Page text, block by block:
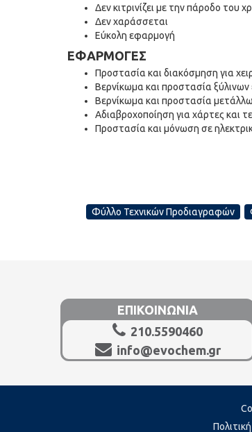
Δεν κιτρινίζει με την πάροδο του
Δεν χαράσσεται
Εύκολη εφαρμογή
ΕΦΑΡΜΟΓΕΣ
Προστασία και διακόσμηση για
Βερνίκωμα και προστασία ξύλινων
Βερνίκωμα και προστασία
Αδιαβροχοποίηση για χάρτες και
Προστασία και μόνωση σε
Φύλλο Τεχνικών Προδιαγραφών
ΕΠΙΚΟΙΝΩΝΙΑ
210.5590460
info@evochem.gr